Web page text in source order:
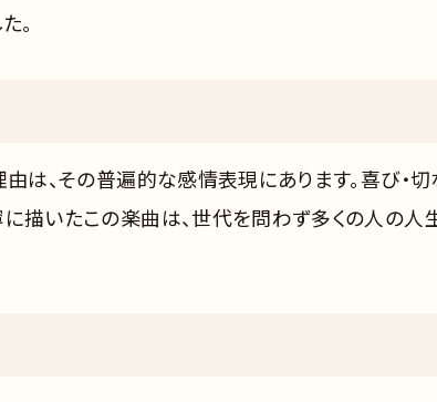
。
は、その普遍的な感情表現にあります。喜び・切
描いたこの楽曲は、世代を問わず多くの人の人